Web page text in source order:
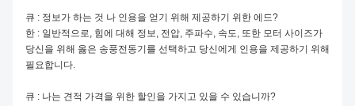
큐 : 정보가 하는 것 나 인용을 얻기 위해 제공하기 위한 에드?
한 : 일반적으로, 힘에 대해 정보, 전압, 주파수, 속도, 또한 모터 사이즈가
당신을 위해 옳은 송풍전동기를 선택하고 당신에게 인용을 제공하기 위해
필요합니다.
큐 : 나는 견적 가격을 위한 할인을 가지고 있을 수 있습니까?